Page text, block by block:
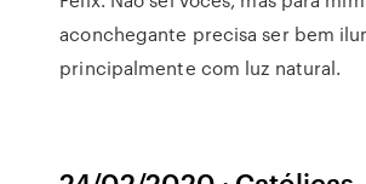
aconchegante precisa ser bem
principalmente com luz natural.